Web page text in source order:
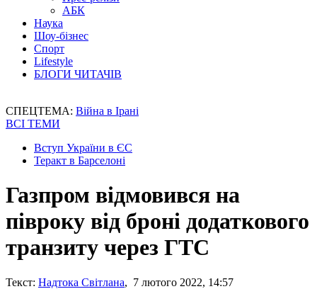
АБК
Наука
Шоу-бізнес
Спорт
Lifestyle
БЛОГИ ЧИТАЧІВ
СПЕЦТЕМА: Війна в Ірані
ВСІ ТЕМИ
Вступ України в ЄС
Теракт в Барселоні
Газпром відмовився на
півроку від броні додаткового
транзиту через ГТС
Текст: Надтока Світлана, 7 лютого 2022, 14:57